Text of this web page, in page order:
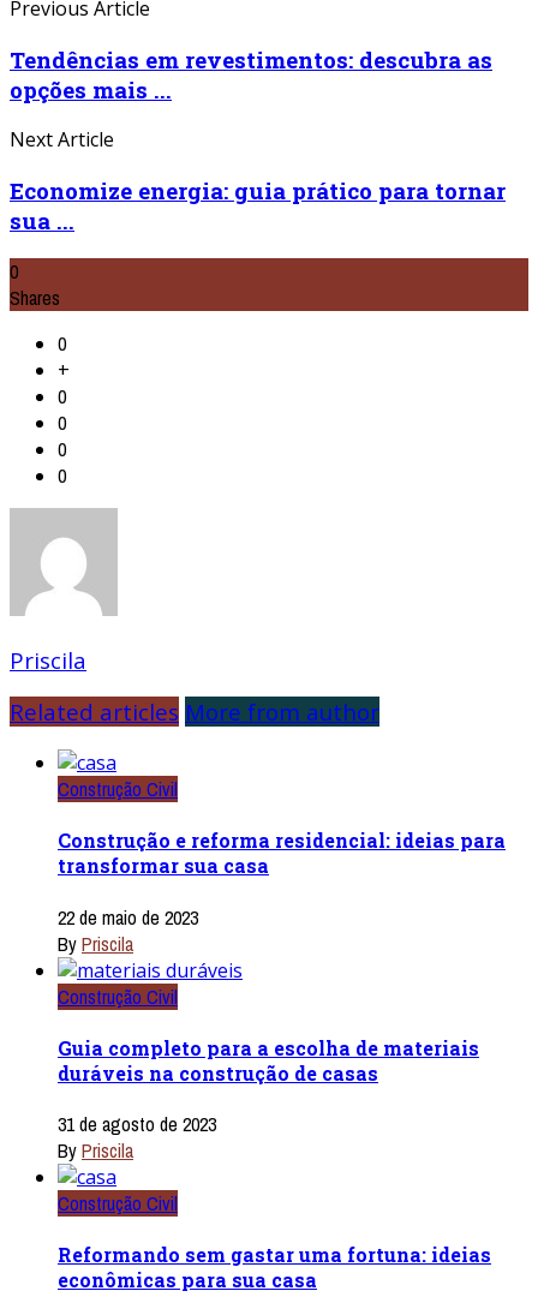
Previous Article
Tendências em revestimentos: descubra as
opções mais ...
Next Article
Economize energia: guia prático para tornar
sua ...
0
Shares
0
+
0
0
0
0
Priscila
Related articles More from author
Construção Civil
Construção e reforma residencial: ideias para
transformar sua casa
22 de maio de 2023
ByPriscila
Construção Civil
Guia completo para a escolha de materiais
duráveis na construção de casas
31 de agosto de 2023
ByPriscila
Construção Civil
Reformando sem gastar uma fortuna: ideias
econômicas para sua casa